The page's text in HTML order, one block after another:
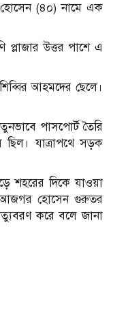
হোসেন (৪০) নামে এক
প্লাজার উত্তর পাশে এ
আহমদের ছেলে।
পাসপোর্ট তৈরি
ছিল। যাত্রাপথে সড়ক
শহরের দিকে যাওয়া
আজগর হোসেন গুরুতর
করে বলে জানা